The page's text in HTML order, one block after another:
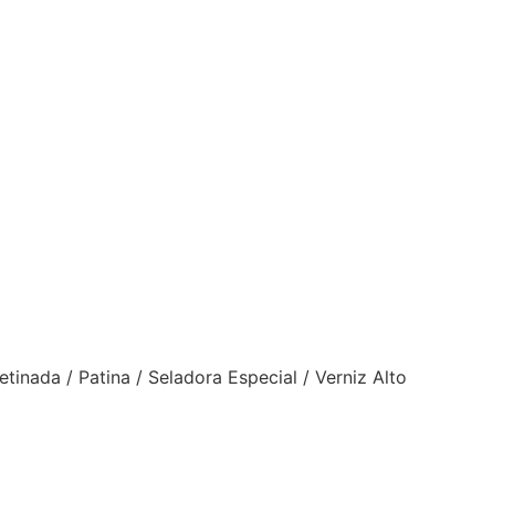
/ Patina / Seladora Especial / Verniz Alto